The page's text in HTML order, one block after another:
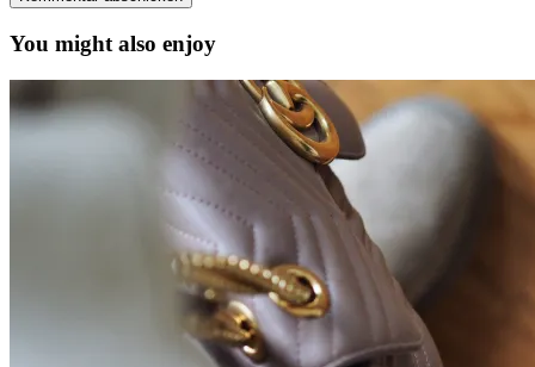
You might also enjoy